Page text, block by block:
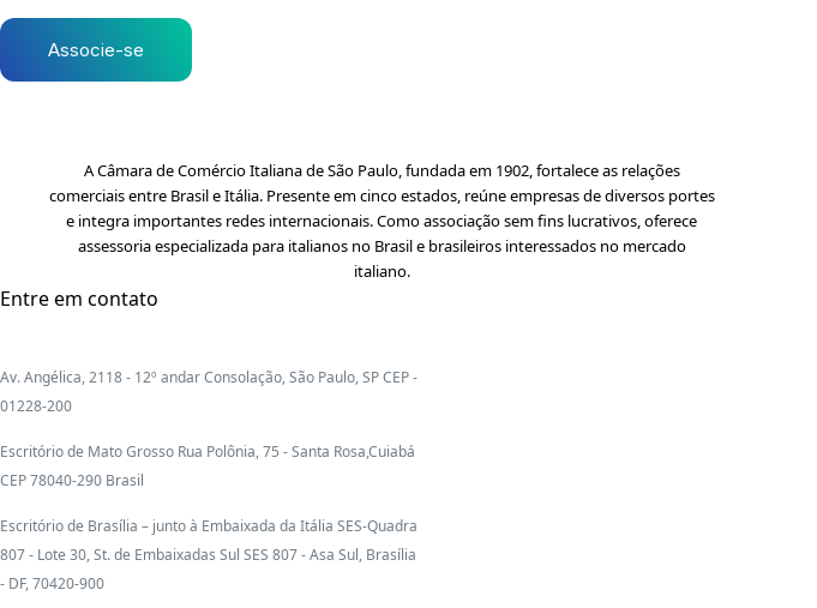
Associe-se
A Câmara de Comércio Italiana de São Paulo, fundada em 1902, fortalece as relações
comerciais entre Brasil e Itália. Presente em cinco estados, reúne empresas de diversos portes
e integra importantes redes internacionais. Como associação sem fins lucrativos, oferece
assessoria especializada para italianos no Brasil e brasileiros interessados no mercado
italiano.
Entre em contato
Av. Angélica, 2118 - 12º andar Consolação, São Paulo, SP CEP -
01228-200
Escritório de Mato Grosso Rua Polônia, 75 - Santa Rosa,Cuiabá
CEP 78040-290 Brasil
Escritório de Brasília – junto à Embaixada da Itália SES-Quadra
807 - Lote 30, St. de Embaixadas Sul SES 807 - Asa Sul, Brasília
- DF, 70420-900